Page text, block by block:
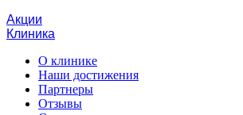
Акции
Клиника
О клинике
Наши достижения
Партнеры
Отзывы